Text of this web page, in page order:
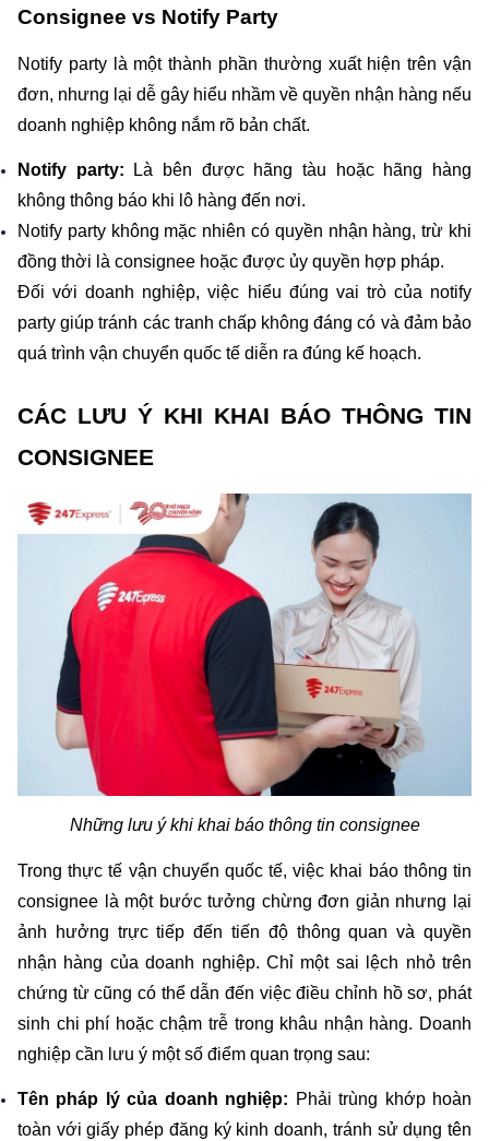
Consignee vs Notify Party
Notify party là một thành phần thường xuất hiện trên vận
đơn, nhưng lại dễ gây hiểu nhầm về quyền nhận hàng nếu
doanh nghiệp không nắm rõ bản chất.
Notify party: Là bên được hãng tàu hoặc hãng hàng
không thông báo khi lô hàng đến nơi.
Notify party không mặc nhiên có quyền nhận hàng, trừ khi
đồng thời là consignee hoặc được ủy quyền hợp pháp.
Đối với doanh nghiệp, việc hiểu đúng vai trò của notify
party giúp tránh các tranh chấp không đáng có và đảm bảo
quá trình vận chuyển quốc tế diễn ra đúng kế hoạch.
CÁC LƯU Ý KHI KHAI BÁO THÔNG TIN
CONSIGNEE
Những lưu ý khi khai báo thông tin consignee
Trong thực tế vận chuyển quốc tế, việc khai báo thông tin
consignee là một bước tưởng chừng đơn giản nhưng lại
ảnh hưởng trực tiếp đến tiến độ thông quan và quyền
nhận hàng của doanh nghiệp. Chỉ một sai lệch nhỏ trên
chứng từ cũng có thể dẫn đến việc điều chỉnh hồ sơ, phát
sinh chi phí hoặc chậm trễ trong khâu nhận hàng. Doanh
nghiệp cần lưu ý một số điểm quan trọng sau:
Tên pháp lý của doanh nghiệp: Phải trùng khớp hoàn
toàn với giấy phép đăng ký kinh doanh, tránh sử dụng tên